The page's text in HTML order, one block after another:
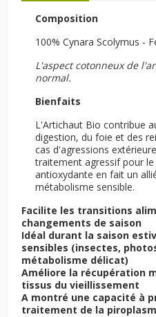
Composition
100% Cynara Scolymus -
L'aspect cotonneux de
normal.
Bienfaits
L'Artichaut Bio contribue
digestion, du foie et des
cas d'agressions
traitement agressif pour
antioxydante en fait un
métabolisme sensible.
Facilite les transitions
changements de saison
Idéal durant la saison
sensibles (insectes,
métabolisme délicat)
Améliore la récupération
tissus du vieillissement
A montré une capacité à
traitement de la